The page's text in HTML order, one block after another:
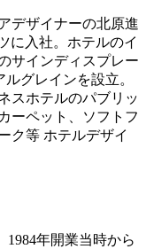
デザイナーの北原進
に入社。ホテルのイ
サインディスプレー
グレインを設立。
スホテルのパブリッ
ーペット、ソフトフ
ク等 ホテルデザイ
1984年開業当時から